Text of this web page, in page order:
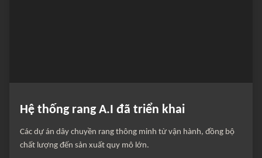
Hệ thống rang A.I đã triển khai
Các dự án dây chuyền rang thông minh từ vận hành, đồng bộ
chất lượng đến sản xuất quy mô lớn.